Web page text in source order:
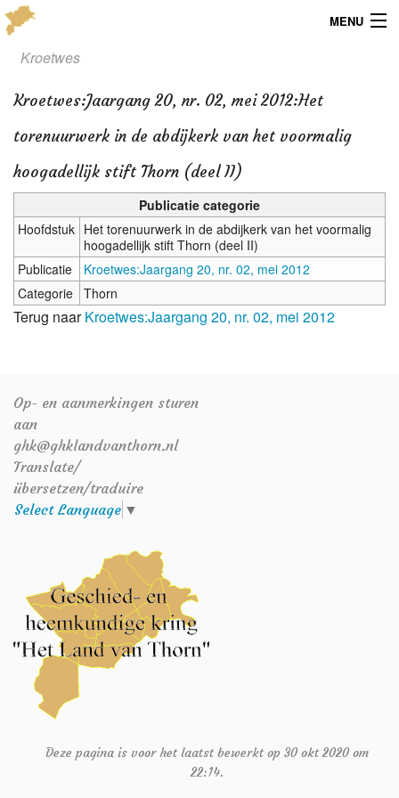
MENU
Menu
Publicaties
Dialect
Locaties
Kaarten
Overig
Verenigingsinfo
Kroetwes
Kroetwes:Jaargang 20, nr. 02, mei 2012:Het
torenuurwerk in de abdijkerk van het voormalig
hoogadellijk stift Thorn (deel II)
Publicatie categorie
Hoofdstuk Het torenuurwerk in de abdijkerk van het voormalig
hoogadellijk stift Thorn (deel II)
Publicatie
Kroetwes:Jaargang 20, nr. 02, mei 2012
Categorie
Thorn
Terug naarKroetwes:Jaargang 20, nr. 02, mei 2012
Op- en aanmerkingen sturen
aan
ghk@ghklandvanthorn.nl
Translate/
übersetzen/traduire
Select Language ▼
Deze pagina is voor het laatst bewerkt op 30 okt 2020 om
22:14.